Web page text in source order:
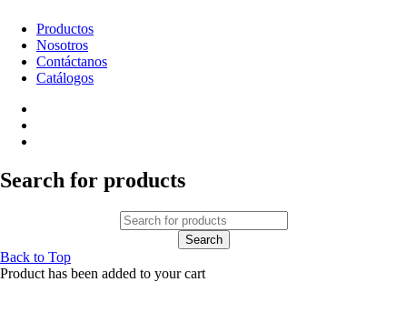
Spices
Vegetables
Productos
Nosotros
Contáctanos
Catálogos
Search for products
Back to Top
Product has been added to your cart